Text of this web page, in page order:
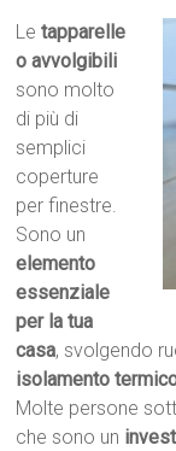
Letapparelle
o avvolgibili
sono molto
di più di
semplici
coperture
per finestre.
Sono un
elemento
essenziale
per la tua
casa, svolgendo
isolamento
Molte persone
che sono un